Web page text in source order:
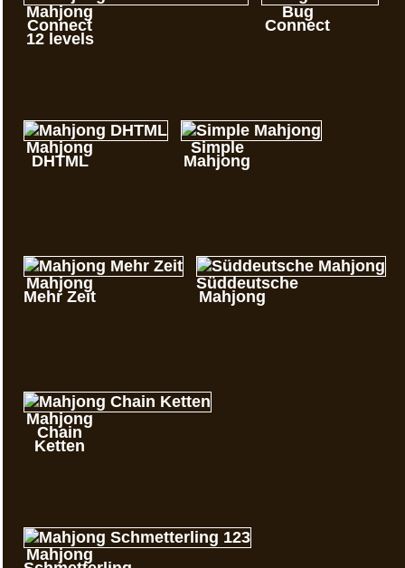
Mahjong
Connect
12 levels
Bug
Connect
Mahjong
DHTML
Simple
Mahjong
Mahjong
Mehr Zeit
Süddeutsche
Mahjong
Mahjong
Chain
Ketten
Mahjong